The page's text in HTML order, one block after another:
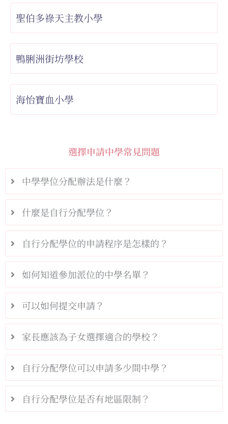
聖伯多祿天主教小學
鴨脷洲街坊學校
海怡寶血小學
選擇申請中學常見問題
中學學位分配辦法是什麼？
什麼是自行分配學位？
自行分配學位的申請程序是怎樣的？
如何知道參加派位的中學名單？
可以如何提交申請？
家長應該為子女選擇適合的學校？
自行分配學位可以申請多少間中學？
自行分配學位是否有地區限制？